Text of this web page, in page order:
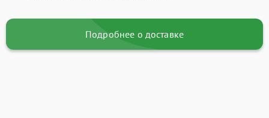
Подробнее о доставке